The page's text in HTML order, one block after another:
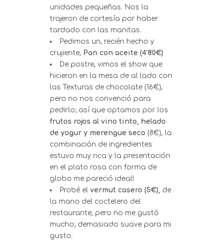
unidades pequeñas. Nos la
trajeron de cortesía por haber
tardado con las manitas.
Pedimos un, recién hecho y
crujiente, Pan con aceite (4’80€)
De postre, vimos el show que
hicieron en la mesa de al lado con
las Texturas de chocolate (16€),
pero no nos convenció para
pedirlo; así que optamos por los
frutos rojos al vino tinto, helado
de yogur y merengue seco (8€), la
combinación de ingredientes
estuvo muy rica y la presentación
en el plato rosa con forma de
globo me pareció ideal!
Probé el vermut casero (5€), de
la mano del coctelero del
restaurante, pero no me gustó
mucho; demasiado suave para mi
gusto.